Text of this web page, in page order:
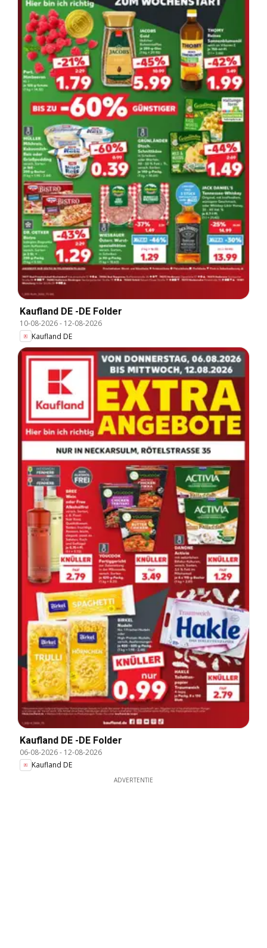
Kaufland DE -DE Folder
10-08-2026- 12-08-2026
Kaufland DE
Kaufland DE -DE Folder
06-08-2026- 12-08-2026
Kaufland DE
ADVERTENTIE